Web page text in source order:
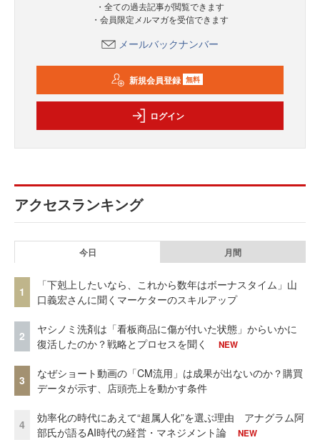
・全ての過去記事が閲覧できます
・会員限定メルマガを受信できます
メールバックナンバー
新規会員登録 無料
ログイン
アクセスランキング
今日 月間
1
「下剋上したいなら、これから数年はボーナスタイム」山
口義宏さんに聞くマーケターのスキルアップ
2
ヤシノミ洗剤は「看板商品に傷が付いた状態」からいかに
復活したのか？戦略とプロセスを聞く
NEW
3
なぜショート動画の「CM流用」は成果が出ないのか？購買
データが示す、店頭売上を動かす条件
4
効率化の時代にあえて“超属人化”を選ぶ理由 アナグラム阿
部氏が語るAI時代の経営・マネジメント論
NEW